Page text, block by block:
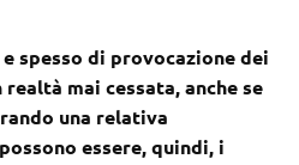
spesso di provocazione dei
mai cessata, anche se
una relativa
essere, quindi, i